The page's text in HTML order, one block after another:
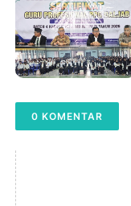
0 KOMENTAR